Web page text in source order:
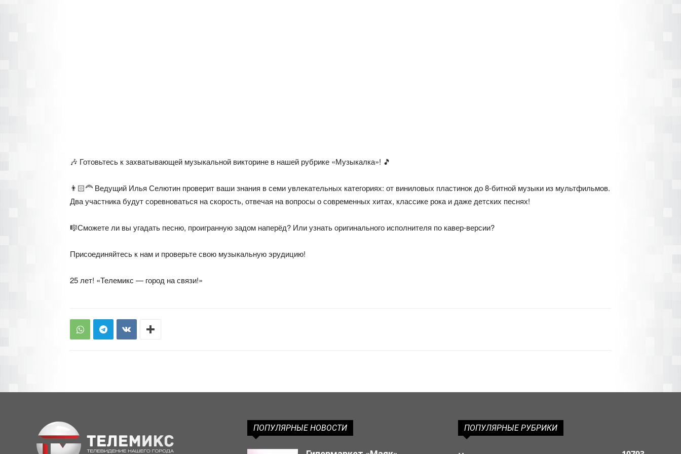
🎶 Готовьтесь к захватывающей музыкальной викторине в нашей рубрике «Музыкалка»! 🎵
👨🏻‍🦰 Ведущий Илья Селютин проверит ваши знания в семи увлекательных категориях: от виниловых пластинок до 8-битной музыки из мультфильмов.
Два участника будут соревноваться на скорость, отвечая на вопросы о современных хитах, классике рока и даже детских песнях!
🎼Сможете ли вы угадать песню, проигранную задом наперёд? Или узнать оригинального исполнителя по кавер-версии?
Присоединяйтесь к нам и проверьте свою музыкальную эрудицию!
25 лет! «Телемикс — город на связи!»
ПОПУЛЯРНЫЕ НОВОСТИ ПОПУЛЯРНЫЕ РУБРИКИ